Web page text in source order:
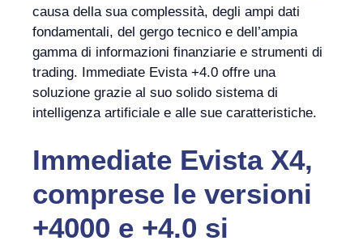
causa della sua complessità, degli ampi dati
fondamentali, del gergo tecnico e dell’ampia
gamma di informazioni finanziarie e strumenti di
trading. Immediate Evista +4.0 offre una
soluzione grazie al suo solido sistema di
intelligenza artificiale e alle sue caratteristiche.
Immediate Evista X4,
comprese le versioni
+4000 e +4.0 si